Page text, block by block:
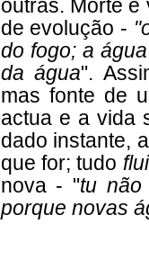
outras. Morte
de evolução -
do fogo; a
da água".
mas fonte de
actua e a vida
dado instante,
que for; tudo
nova - "tu não
porque novas